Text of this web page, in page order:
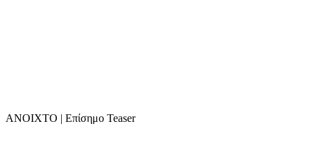
ΑΝΟΙΧΤΟ | Επίσημο Teaser